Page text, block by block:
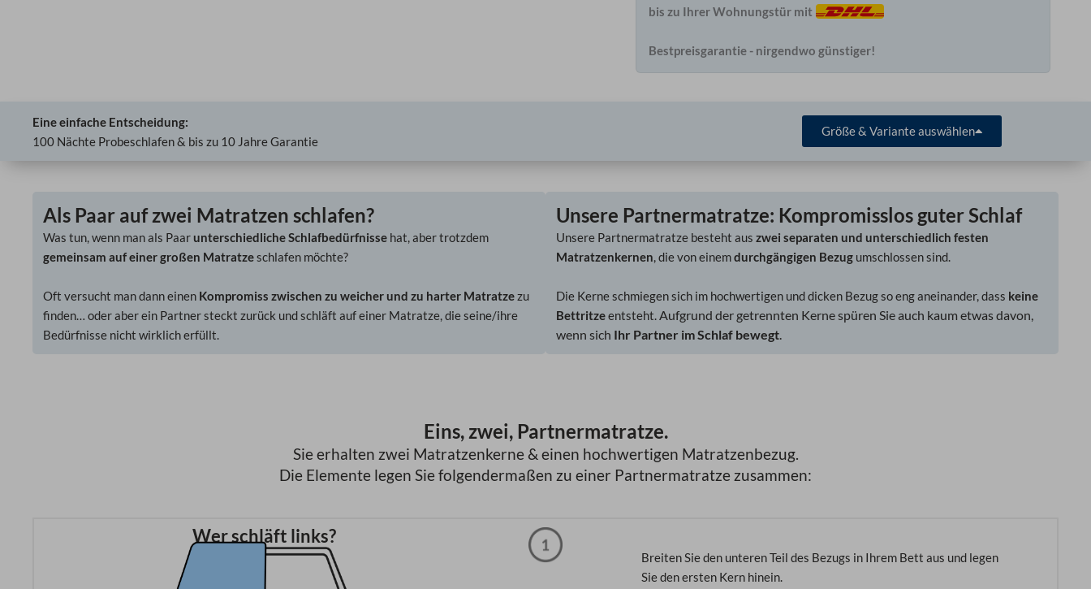
bis zu Ihrer Wohnungstür mit
Bestpreisgarantie - nirgendwo günstiger!
Eine einfache Entscheidung:
100 Nächte Probeschlafen & bis zu 10 Jahre Garantie
Größe & Variante auswählen
Als Paar auf zwei Matratzen schlafen?
Was tun, wenn man als Paarunterschiedliche Schlafbedürfnissehat, aber trotzdem
gemeinsam auf einer großen Matratzeschlafen möchte?
Oft versucht man dann einen Kompromiss zwischen zu weicher und zu harter Matratzezu
finden… oder aber ein Partner steckt zurück und schläft auf einer Matratze, die seine/ihre
Bedürfnisse nicht wirklich erfüllt.
Unsere Partnermatratze: Kompromisslos guter Schlaf
Unsere Partnermatratze besteht aus zwei separaten und unterschiedlich festen
Matratzenkernen, die von einemdurchgängigen Bezugumschlossen sind.
Die Kerne schmiegen sich im hochwertigen und dicken Bezug so eng aneinander, dass keine
Bettritzeentsteht. Aufgrund der getrennten Kerne spüren Sie auch kaum etwas davon,
wenn sich Ihr Partner im Schlaf bewegt.
Eins, zwei, Partnermatratze.
Sie erhalten zwei Matratzenkerne & einen hochwertigen Matratzenbezug.
Die Elemente legen Sie folgendermaßen zu einer Partnermatratze zusammen:
Wer schläft links?
Breiten Sie den unteren Teil des Bezugs in Ihrem Bett aus und legen
Sie den ersten Kern hinein.